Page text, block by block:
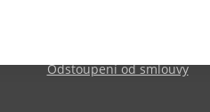
Odstoupení od smlouvy